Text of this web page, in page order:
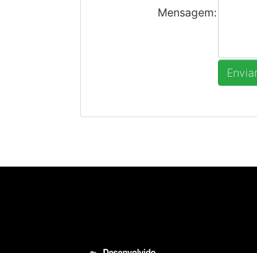
Mensagem: